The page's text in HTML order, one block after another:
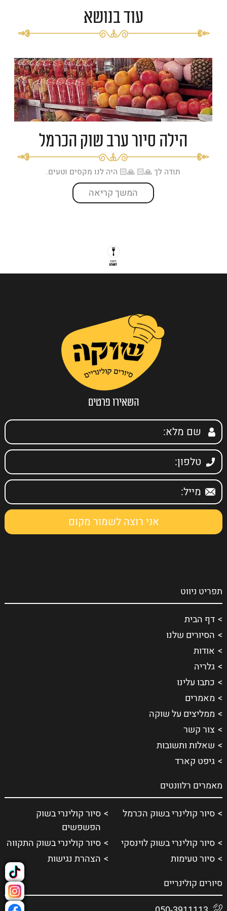
עוד בנושא
הילה סיור ערב שוק הכרמל
תודה לך 🙏🏻 🙏🏻 היה לנו מקסים וטעים.
המשך קריאה
השאירו פרטים
תפריט ניווט
דף הבית
הסיורים שלנו
אודות
גלריה
כתבו עלינו
מאמרים
ממליצים על שוקה
צור קשר
שאלות ותשובות
גיפט קארד
מאמרים רלוונטים
סיור קולינרי בשוק הכרמל
סיור קולינרי בשוק
הפשפשים
סיור קולינרי בשוק לוינסקי
סיור קולינרי בשוק התקווה
סיור טעימות
הצהרת נגישות
סיורים קולינריים